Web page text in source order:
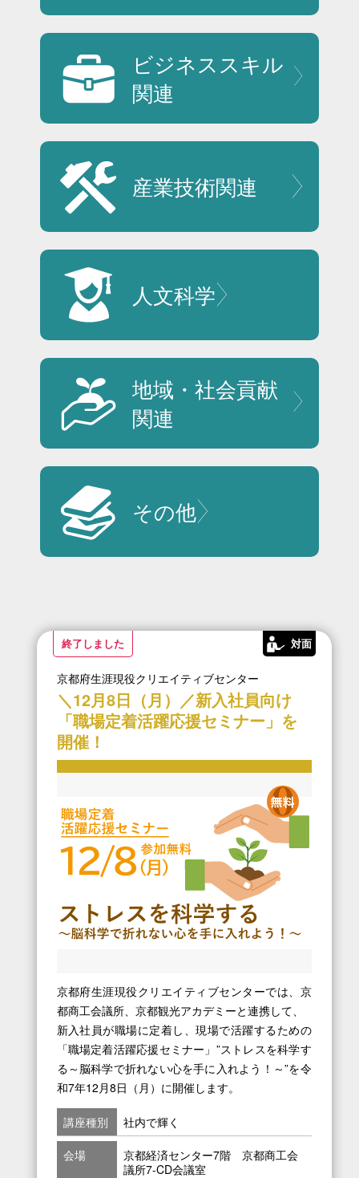
ビジネススキル
関連
産業技術関連
人文科学
地域・社会貢献
関連
その他
終了しました 対面
京都府生涯現役クリエイティブセンター
＼12月8日（月）／新入社員向け
「職場定着活躍応援セミナー」を
開催！
京都府生涯現役クリエイティブセンターでは、京
都商工会議所、京都観光アカデミーと連携して、
新入社員が職場に定着し、現場で活躍するための
「職場定着活躍応援セミナー」”ストレスを科学す
る～脳科学で折れない心を手に入れよう！～”を令
和7年12月8日（月）に開催します。
講座種別 社内で輝く
会場
京都経済センター7階 京都商工会
議所7-CD会議室